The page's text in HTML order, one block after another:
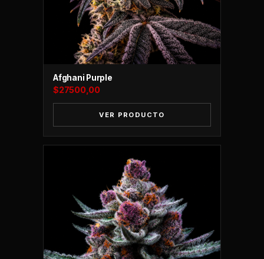
Afghani Purple
27500,00
VER PRODUCTO